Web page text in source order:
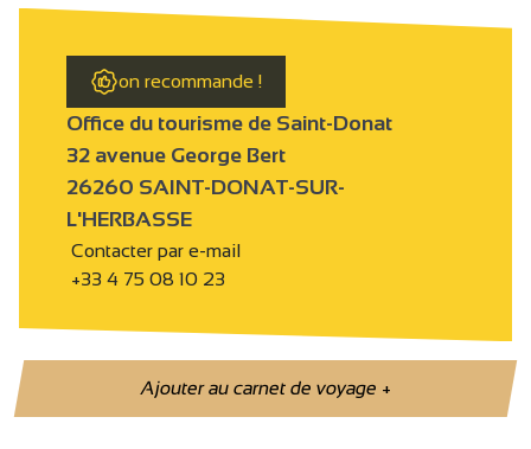
on recommande !
Office du tourisme de Saint-Donat
32 avenue George Bert
26260 SAINT-DONAT-SUR-
L'HERBASSE
Contacter par e-mail
+33 4 75 08 10 23
Ajouter au carnet de voyage+